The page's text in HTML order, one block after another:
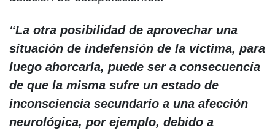
“La otra posibilidad de aprovechar una
situación de indefensión de la víctima, para
luego ahorcarla, puede ser a consecuencia
de que la misma sufre un estado de
inconsciencia secundario a una afección
neurológica, por ejemplo, debido a